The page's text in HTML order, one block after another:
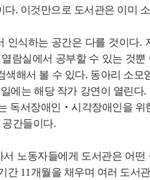
. 이것만으로 도서관은 이미
인식하는 공간은 다를 것이다.
람실에서 공부할 수 있는 것
색해서 볼 수 있다. 동아리 소
에는 해당 작가 강연이 열린
독서장애인‧시각장애인을
공간들이다.
노동자들에게 도서관은 어
간 11개월을 채우며 여러 도서